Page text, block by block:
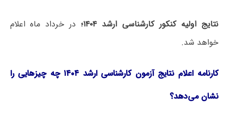
نتایج اولیه کنکور کارشناسی ارشد ۱۴۰۴؛
در خرداد ماه اعلام
خواهد شد.
کارنامه اعلام نتایج آزمون کارشناسی ارشد ۱۴۰۴ چه چیزهایی را
نشان می‌دهد؟